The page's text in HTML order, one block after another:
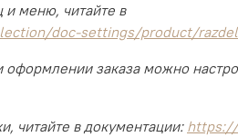
и меню, читайте в
doc-settings/product/
оформлении заказа можно
читайте в документации: